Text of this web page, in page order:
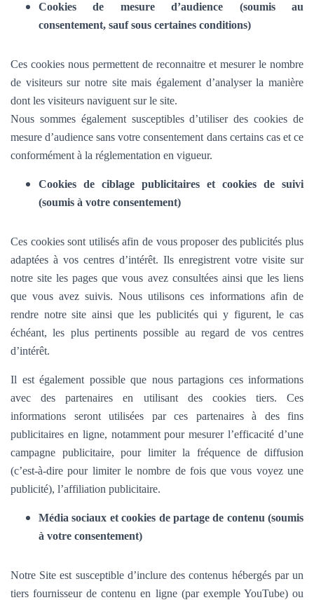
Cookies de mesure d’audience (soumis au
consentement, sauf sous certaines conditions)
Ces cookies nous permettent de reconnaitre et mesurer le nombre
de visiteurs sur notre site mais également d’analyser la manière
dont les visiteurs naviguent sur le site.
Nous sommes également susceptibles d’utiliser des cookies de
mesure d’audience sans votre consentement dans certains cas et ce
conformément à la réglementation en vigueur.
Cookies de ciblage publicitaires et cookies de suivi
(soumis à votre consentement)
Ces cookies sont utilisés afin de vous proposer des publicités plus
adaptées à vos centres d’intérêt. Ils enregistrent votre visite sur
notre site les pages que vous avez consultées ainsi que les liens
que vous avez suivis. Nous utilisons ces informations afin de
rendre notre site ainsi que les publicités qui y figurent, le cas
échéant, les plus pertinents possible au regard de vos centres
d’intérêt.
Il est également possible que nous partagions ces informations
avec des partenaires en utilisant des cookies tiers. Ces
informations seront utilisées par ces partenaires à des fins
publicitaires en ligne, notamment pour mesurer l’efficacité d’une
campagne publicitaire, pour limiter la fréquence de diffusion
(c’est-à-dire pour limiter le nombre de fois que vous voyez une
publicité), l’affiliation publicitaire.
Média sociaux et cookies de partage de contenu (soumis
à votre consentement)
Notre Site est susceptible d’inclure des contenus hébergés par un
tiers fournisseur de contenu en ligne (par exemple YouTube) ou